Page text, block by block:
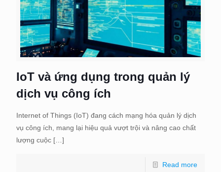
IoT và ứng dụng trong quản lý
dịch vụ công ích
Internet of Things (IoT) đang cách mạng hóa quản lý dịch
vụ công ích, mang lại hiệu quả vượt trội và nâng cao chất
lượng cuộc […]
Read more